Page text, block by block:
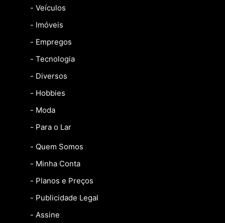
- Veículos
- Imóveis
- Empregos
- Tecnologia
- Diversos
- Hobbies
- Moda
- Para o Lar
- Quem Somos
- Minha Conta
- Planos e Preços
- Publicidade Legal
- Assine